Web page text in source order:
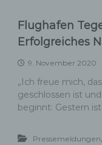
Flughafen
Erfolgreiches
9. November 2020
„Ich freue mich,
geschlossen ist
beginnt: Gestern
Pressemeldungen,